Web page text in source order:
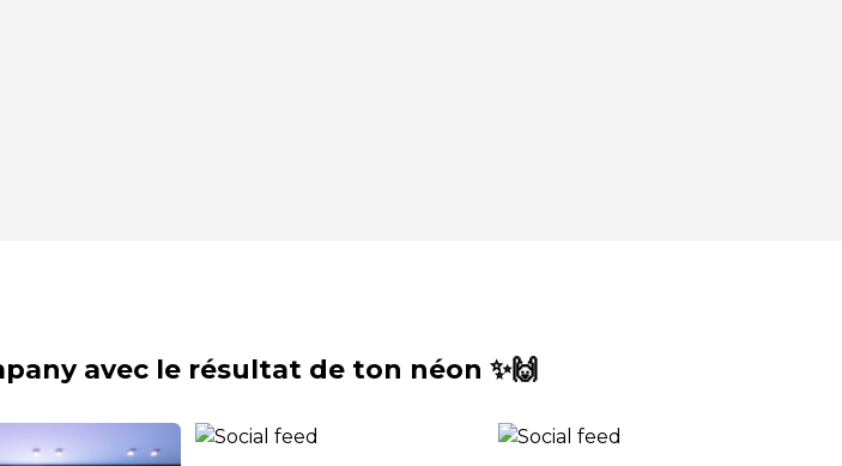
avec le résultat de ton néon ✨🙌